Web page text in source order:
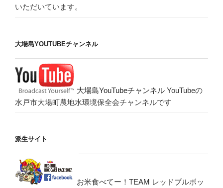
いただいています。
大場島YOUTUBEチャンネル
大場島YouTubeチャンネル YouTubeの
水戸市大場町農地水環境保全会チャンネルです
派生サイト
お米食べてー！TEAM レッドブルボッ